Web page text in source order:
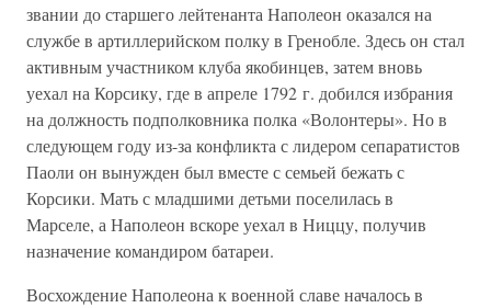
звании до старшего лейтенанта Наполеон оказался на
службе в артиллерийском полку в Гренобле. Здесь он стал
активным участником клуба якобинцев, затем вновь
уехал на Корсику, где в апреле 1792 г. добился избрания
на должность подполковника полка «Волонтеры». Но в
следующем году из-за конфликта с лидером сепаратистов
Паоли он вынужден был вместе с семьей бежать с
Корсики. Мать с младшими детьми поселилась в
Марселе, а Наполеон вскоре уехал в Ниццу, получив
назначение командиром батареи.
Восхождение Наполеона к военной славе началось в